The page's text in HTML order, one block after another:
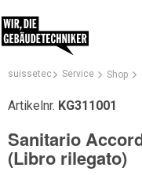
suissetec Service Shop
Artikelnr. KG311001
Sanitario
(Libro rilegato)